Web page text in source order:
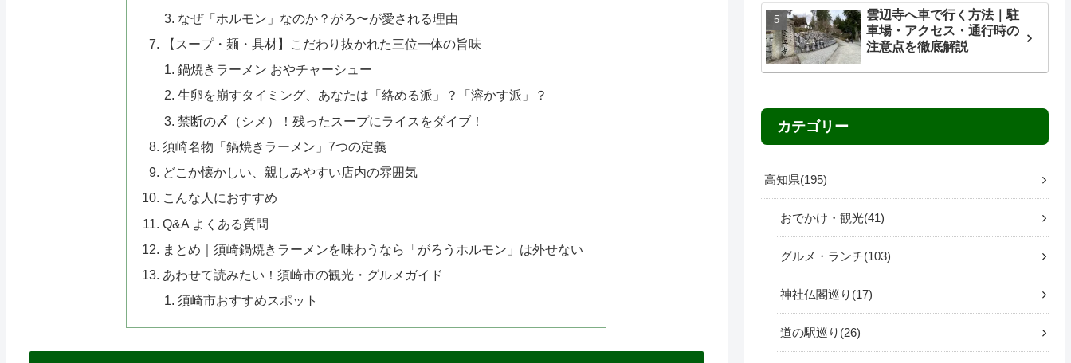
なぜ「ホルモン」なのか？がろ〜が愛される理由
【スープ・麺・具材】こだわり抜かれた三位一体の旨味
鍋焼きラーメン おやチャーシュー
生卵を崩すタイミング、あなたは「絡める派」？「溶かす派」？
禁断の〆（シメ）！残ったスープにライスをダイブ！
須崎名物「鍋焼きラーメン」7つの定義
どこか懐かしい、親しみやすい店内の雰囲気
こんな人におすすめ
Q&A よくある質問
まとめ｜須崎鍋焼きラーメンを味わうなら「がろうホルモン」は外せない
あわせて読みたい！須崎市の観光・グルメガイド
須崎市おすすめスポット
雲辺寺へ車で行く方法｜駐
車場・アクセス・通行時の
注意点を徹底解説
カテゴリー
高知県 195
おでかけ・観光 41
グルメ・ランチ 103
神社仏閣巡り 17
道の駅巡り 26